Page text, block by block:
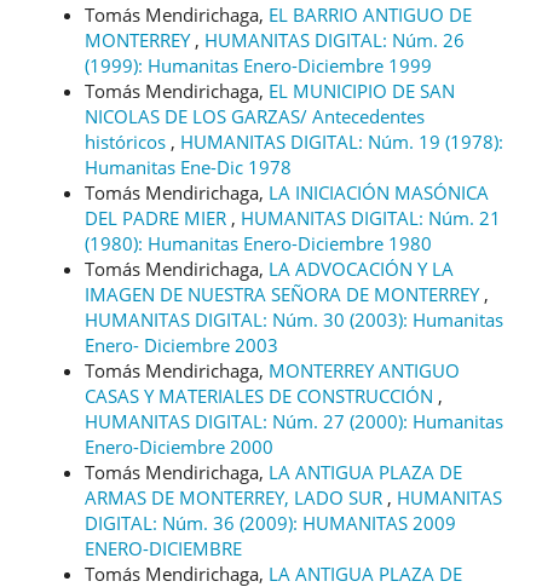
Tomás Mendirichaga, EL BARRIO ANTIGUO DE
MONTERREY , HUMANITAS DIGITAL: Núm. 26
(1999): Humanitas Enero-Diciembre 1999
Tomás Mendirichaga, EL MUNICIPIO DE SAN
NICOLAS DE LOS GARZAS/ Antecedentes
históricos , HUMANITAS DIGITAL: Núm. 19 (1978):
Humanitas Ene-Dic 1978
Tomás Mendirichaga, LA INICIACIÓN MASÓNICA
DEL PADRE MIER , HUMANITAS DIGITAL: Núm. 21
(1980): Humanitas Enero-Diciembre 1980
Tomás Mendirichaga, LA ADVOCACIÓN Y LA
IMAGEN DE NUESTRA SEÑORA DE MONTERREY ,
HUMANITAS DIGITAL: Núm. 30 (2003): Humanitas
Enero- Diciembre 2003
Tomás Mendirichaga, MONTERREY ANTIGUO
CASAS Y MATERIALES DE CONSTRUCCIÓN ,
HUMANITAS DIGITAL: Núm. 27 (2000): Humanitas
Enero-Diciembre 2000
Tomás Mendirichaga, LA ANTIGUA PLAZA DE
ARMAS DE MONTERREY, LADO SUR , HUMANITAS
DIGITAL: Núm. 36 (2009): HUMANITAS 2009
ENERO-DICIEMBRE
Tomás Mendirichaga, LA ANTIGUA PLAZA DE